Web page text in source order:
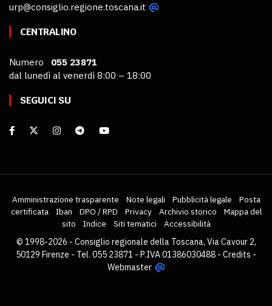
urp@consiglio.regione.toscana.it
CENTRALINO
Numero 055 23871
dal lunedì al venerdì 8:00 – 18:00
SEGUICI SU
Amministrazione trasparente Note legali Pubblicità legale
Posta
certificata
Iban DPO / RPD Privacy Archivio storico
Mappa del
sito
Indice Siti tematici
Accessibilità
© 1998-2026 - Consiglio regionale della Toscana, Via Cavour 2,
50129 Firenze - Tel. 055 23871 - P.IVA 01386030488 - Credits -
Webmaster